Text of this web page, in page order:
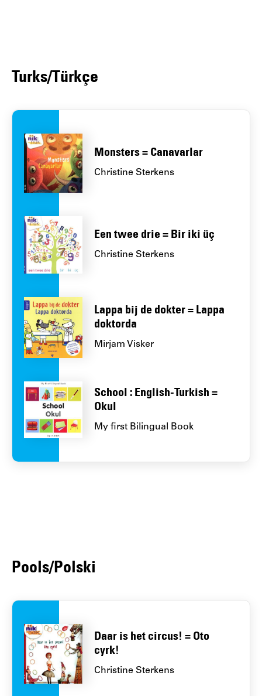
Turks/Türkçe
Monsters = Canavarlar
Christine Sterkens
Een twee drie = Bir iki üç
Christine Sterkens
Lappa bij de dokter = Lappa
doktorda
Mirjam Visker
School : English-Turkish =
Okul
My first Bilingual Book
Pools/Polski
Daar is het circus! = Oto
cyrk!
Christine Sterkens